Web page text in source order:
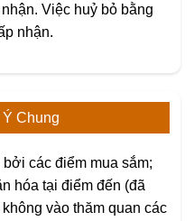
Việc huỷ bỏ bằng
nhận.
Chung
các điểm mua sắm;
hóa tại điểm đến (đã
vào thăm quan các